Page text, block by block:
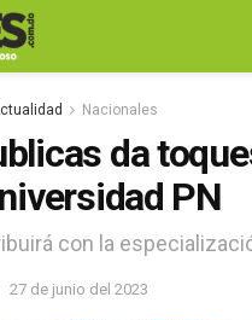
Nacionales
da
PN
con la
27 de junio del 2023